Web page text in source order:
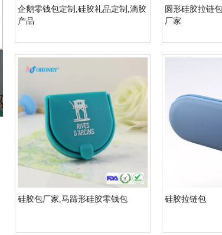
企鹅零钱包定制,硅胶礼品定制,滴胶
产品
圆形硅胶拉链
厂家
硅胶包厂家,马蹄形硅胶零钱包 硅胶拉链包